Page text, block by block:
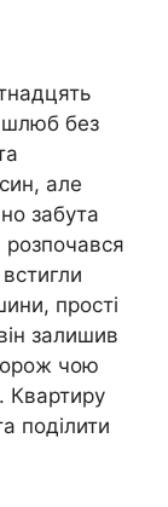
шлюб без
але
забута
розпочався
прості
залишив
чою
Квартиру
поділити